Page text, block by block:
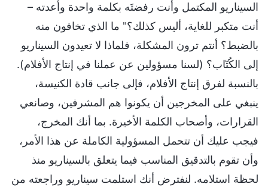
السيناريو المكتمل وأنت رفضتَه بكلمة واحدة وأعدته –
أنت متكبر للغاية، أليس كذلك؟" ما الذي تخافون منه
بالضبط؟ أنتم ترون المشكلة، فلماذا لا تعيدون السيناريو
إلى الكُتّاب؟ (لسنا مسؤولين عن عملنا في إنتاج الأفلام).
بالنسبة لفرق إنتاج الأفلام، فإلى جانب قادة الكنيسة،
ينبغي على المخرجين أن يكونوا هم المشرفين، وصانعي
القرارات، وأصحاب الكلمة الأخيرة. بما أنك المخرج،
فيجب عليك أن تتحمل المسؤولية الكاملة عن هذا الأمر،
وأن تقوم بالتدقيق المناسب فيما يتعلق بالسيناريو منذ
لحظة استلامه. لنفترض أنك استلمت سيناريو وراجعته من